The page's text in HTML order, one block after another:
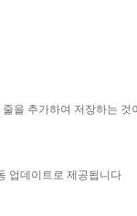
을 추가하여 저장하는 것
업데이트로 제공됩니다